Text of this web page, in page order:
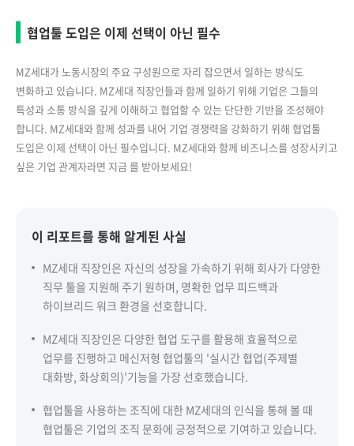
협업툴 도입은 이제 선택이 아닌 필수
MZ세대가 노동시장의 주요 구성원으로 자리 잡으면서 일하는 방식도
변화하고 있습니다. MZ세대 직장인들과 함께 일하기 위해 기업은 그들의
특성과 소통 방식을 깊게 이해하고 협업할 수 있는 단단한 기반을 조성해야
합니다. MZ세대와 함께 성과를 내어 기업 경쟁력을 강화하기 위해 협업툴
도입은 이제 선택이 아닌 필수입니다. MZ세대와 함께 비즈니스를 성장시키고
싶은 기업 관계자라면 지금 를 받아보세요!
이 리포트를 통해 알게된 사실
MZ세대 직장인은 자신의 성장을 가속하기 위해 회사가 다양한
직무 툴을 지원해 주기 원하며, 명확한 업무 피드백과
하이브리드 워크 환경을 선호합니다.
MZ세대 직장인은 다양한 협업 도구를 활용해 효율적으로
업무를 진행하고 메신저형 협업툴의 '실시간 협업(주제별
대화방, 화상회의)'기능을 가장 선호했습니다.
협업툴을 사용하는 조직에 대한 MZ세대의 인식을 통해 볼 때
협업툴은 기업의 조직 문화에 긍정적으로 기여하고 있습니다.